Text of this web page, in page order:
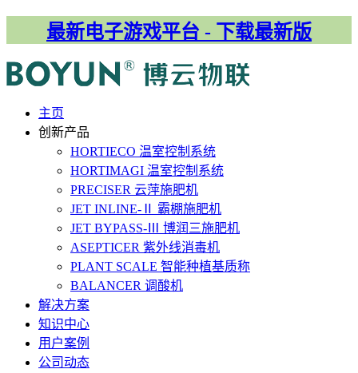
最新电子游戏平台 - 下载最新版
主⻚
创新产品
HORTIECO 温室控制系统
HORTIMAGI 温室控制系统
PRECISER 云萍施肥机
JET INLINE-Ⅱ 霸棚施肥机
JET BYPASS-Ⅲ 博润三施肥机
ASEPTICER 紫外线消毒机
PLANT SCALE 智能种植基质称
BALANCER 调酸机
解决⽅案
知识中心
用户案例
公司动态